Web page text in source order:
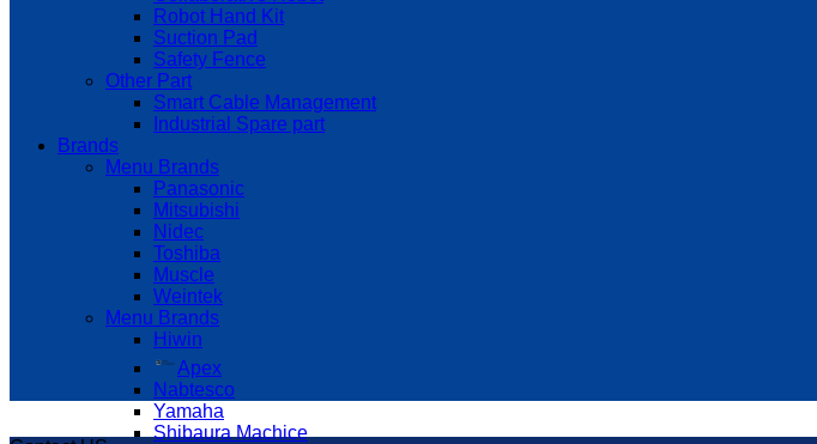
Robot Hand Kit
Suction Pad
Safety Fence
Other Part
Smart Cable Management
Industrial Spare part
Brands
Menu Brands
Panasonic
Mitsubishi
Nidec
Toshiba
Muscle
Weintek
Menu Brands
Hiwin
Apex
Nabtesco
Yamaha
Shibaura Machice